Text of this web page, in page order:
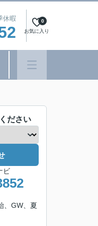
休暇
お気に入り
0
ださい
ビ
、GW、夏